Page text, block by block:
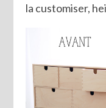
la customiser,